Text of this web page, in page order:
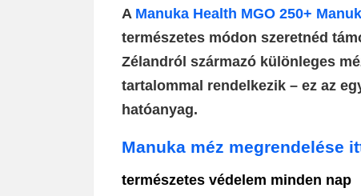
A Manuka Health MGO 250+
természetes módon szeretnéd
Zélandról származó különleges
tartalommal rendelkezik – ez az
hatóanyag.
Manuka méz megrendelése
természetes védelem minden nap